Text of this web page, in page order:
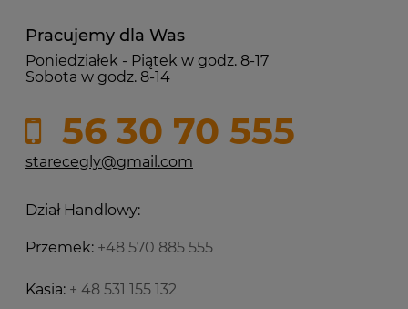
Pracujemy dla Was
Poniedziałek - Piątek w godz. 8-17
Sobota w godz. 8-14
56 30 70 555
starecegly@gmail.com
Dział Handlowy:
Przemek: +48 570 885 555
Kasia: + 48 531 155 132